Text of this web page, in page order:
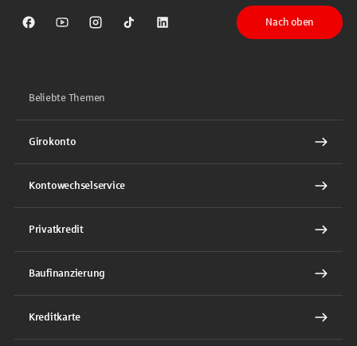
Sparkasse auf Facebook
Sparkasse auf Youtube
Sparkasse auf Instagram
Sparkasse auf TikTok
Sparkasse auf LinkedIn
Nach oben
Beliebte Themen
Girokonto
Kontowechselservice
Privatkredit
Baufinanzierung
Kreditkarte